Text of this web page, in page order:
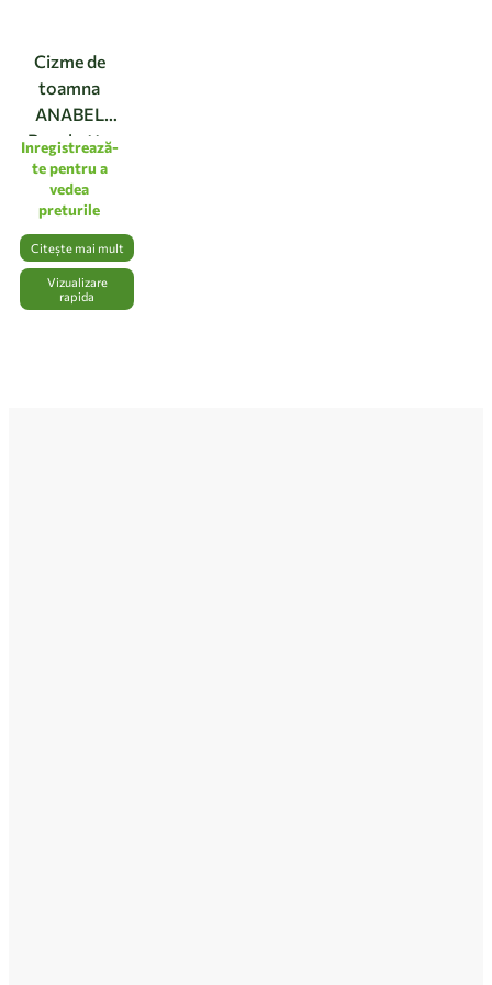
Cizme de
toamna
ANABEL
Rouchette
pentru copii,
marimea 24,
culoare
galben
Inregistrează-
te pentru a
vedea
preturile
Citește mai mult
Vizualizare
rapida